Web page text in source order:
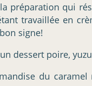
préparation qui
travaillée en
signe!
dessert poire,
du caramel